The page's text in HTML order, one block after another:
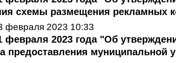
схемы размещения рекламных
февраля 2023 10:33
февраля 2023 года "Об
предоставления муниципальной